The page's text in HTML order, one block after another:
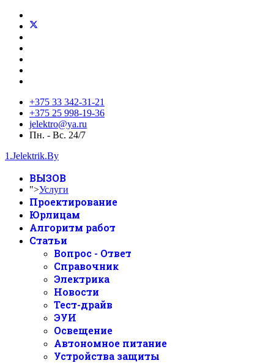
+375 33 342-31-21
+375 25 998-19-36
jelektro@ya.ru
Пн. - Вс. 24/7
1.Jelektrik.By
ВЫЗОВ
">Услуги
Проектирование
Юрлицам
Алгоритм работ
Статьи
Вопрос - Ответ
Справочник
Электрика
Новости
Тест-драйв
ЭУИ
Освещение
Автономное питание
Устройства защиты